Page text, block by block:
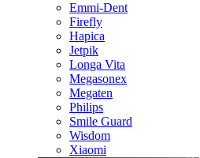
Emmi-Dent
Firefly
Hapica
Jetpik
Longa Vita
Megasonex
Megaten
Philips
Smile Guard
Wisdom
Xiaomi